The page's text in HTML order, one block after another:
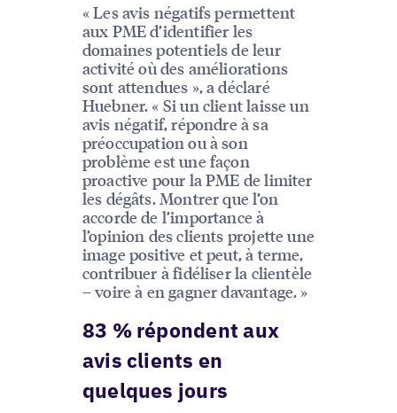
« Les avis négatifs permettent
aux PME d’identifier les
domaines potentiels de leur
activité où des améliorations
sont attendues », a déclaré
Huebner. « Si un client laisse un
avis négatif, répondre à sa
préoccupation ou à son
problème est une façon
proactive pour la PME de limiter
les dégâts. Montrer que l’on
accorde de l’importance à
l’opinion des clients projette une
image positive et peut, à terme,
contribuer à fidéliser la clientèle
– voire à en gagner davantage. »
83 % répondent aux
avis clients en
quelques jours